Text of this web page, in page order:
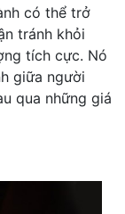
có thể trở
tránh khỏi
tích cực. Nó
giữa người
qua những giá